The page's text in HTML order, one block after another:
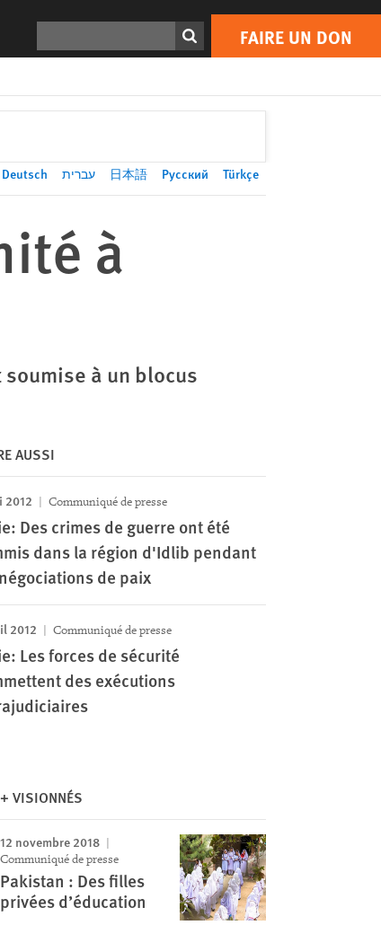
FAIRE UN DON
Print FAIRE UN DON
Deutsch עברית 日本語 Русский Türkçe
à
à un blocus
AUSSI
2012 Communiqué de presse
Des crimes de guerre ont été
dans la région d'Idlib pendant
de paix
2012 Communiqué de presse
Les forces de sécurité
des exécutions
VISIONNÉS
12 novembre 2018
Communiqué de presse
Pakistan : Des filles
privées d’éducation